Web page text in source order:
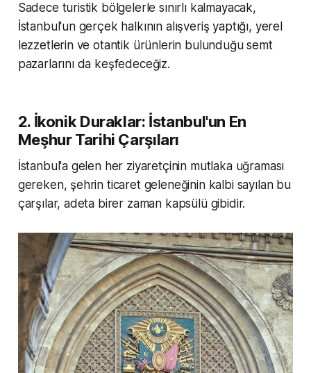
Sadece turistik bölgelerle sınırlı kalmayacak,
İstanbul'un gerçek halkının alışveriş yaptığı, yerel
lezzetlerin ve otantik ürünlerin bulunduğu semt
pazarlarını da keşfedeceğiz.
2. İkonik Duraklar: İstanbul'un En
Meşhur Tarihi Çarşıları
İstanbul'a gelen her ziyaretçinin mutlaka uğraması
gereken, şehrin ticaret geleneğinin kalbi sayılan bu
çarşılar, adeta birer zaman kapsülü gibidir.